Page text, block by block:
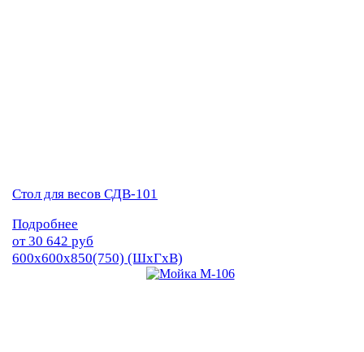
Стол для весов СДВ-101
Подробнее
от30 642 руб
600х600х850(750) (ШхГхВ)